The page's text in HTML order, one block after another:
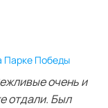
Парке Победы
очень и
отдали. Был